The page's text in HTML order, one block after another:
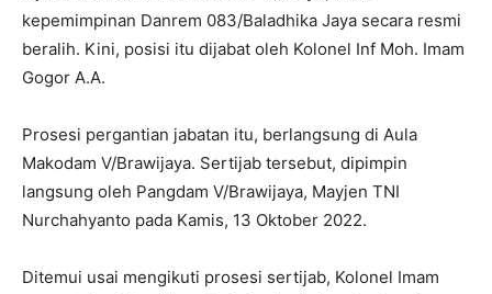
kepemimpinan Danrem 083/Baladhika Jaya secara resmi
beralih. Kini, posisi itu dijabat oleh Kolonel Inf Moh. Imam
Gogor A.A.
Prosesi pergantian jabatan itu, berlangsung di Aula
Makodam V/Brawijaya. Sertijab tersebut, dipimpin
langsung oleh Pangdam V/Brawijaya, Mayjen TNI
Nurchahyanto pada Kamis, 13 Oktober 2022.
Ditemui usai mengikuti prosesi sertijab, Kolonel Imam